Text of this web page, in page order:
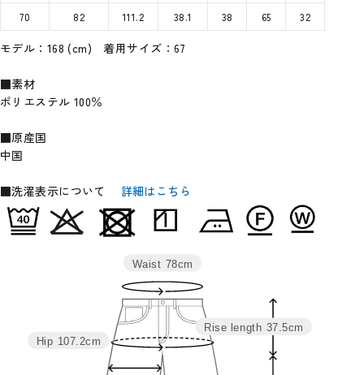
70
82 111.2 38.1 38 65 32
モデル：168 (cm) 着用サイズ：67
■素材
ポリエステル 100％
■原産国
中国
■洗濯表示について 詳細はこちら
Rise length 37.5cm
Hip 107.2cm
Waist 78cm